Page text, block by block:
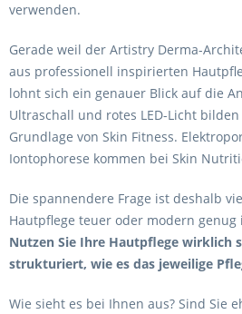
verwenden.
Gerade weil der Artistry Derma-
aus professionell inspirierten
lohnt sich ein genauer Blick auf die
Ultraschall und rotes LED-Licht
Grundlage von Skin Fitness.
Iontophorese kommen bei Skin
Die spannendere Frage ist deshalb
Hautpflege teuer oder modern genug
Nutzen Sie Ihre Hautpflege wirklich
strukturiert, wie es das jeweilige
Wie sieht es bei Ihnen aus? Sind Sie